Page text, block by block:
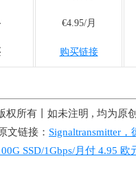
€4.95/月
购买链接
权所有丨如未注明 , 均为原创
文链接： Signaltransmitter
SSD/1Gbps/月付 4.95 欧